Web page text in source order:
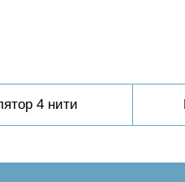
4 нити